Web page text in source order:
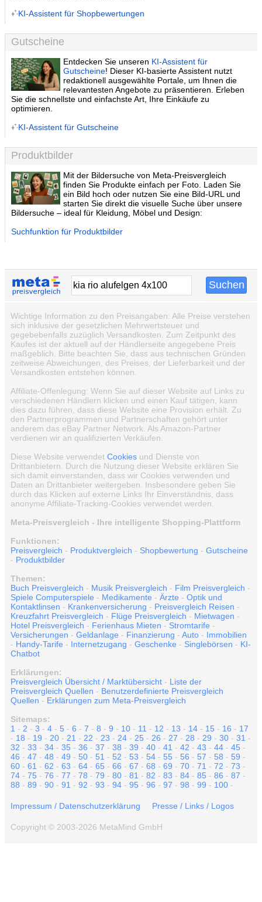
KI-Assistent für Shopbewertungen
Gutscheine
Entdecken Sie unseren KI-Assistent für
Gutscheine! Dieser KI-basierte Assistent nutzt
redaktionell ausgewählte Portale, um Ihnen die
relevantesten Angebote zu präsentieren. Erleben
Sie die schnellste und einfachste Art, Ihre Einkäufe zu
optimieren.
KI-Assistent für Gutscheine
Produktbilder
Mit der Bildersuche von Meta-Preisvergleich
finden Sie Produkte einfach per Foto. Laden Sie
ein Bild hoch oder nutzen Sie eine Bild-URL und
starten Sie direkt die visuelle Suche über unsere
Bildersuche – ideal für Kleidung, Möbel und Design:
Suchfunktion für Produktbilder
Wichtige Information zu den Preisangaben: Alle Preise verstehen
sich inklusive der gesetzlichen Mehrwertsteuer und
gegebebenfalls zuzüglich Versandkosten. Zum Zeitpunkt des
Kaufes ist der aktuell auf der Händlerseite angegebene Preis
maßgeblich. Bitte beachten Sie, dass aus technischen Gründen
zeitweise Abweichungen, des Preises, der Lieferbarkeit und der
Versandkosten entstehen können.
Affiliate-Offenlegung: Wenn Sie auf dieser Website auf Links zu
verschiedenen Händlern klicken und einen Kauf tätigen, kann
dies dazu führen, dass diese Website eine Provision erhält. Zu
den Partnerprogrammen und Partnerschaften gehört unter
anderem das eBay Partner Network. Als Amazon-Partner
verdienen wir an qualifizierten Verkäufen.
Diese Website verwendet Cookies und Dienste von
Drittanbietern. Durch die Nutzung dieser Website erklären Sie
sich damit einverstanden, dass wir Cookies verwenden und
Daten an Drittanbieter weitergeben. Insbesondere geben Sie
durch das Klicken auf externe Links Ihr Einverständnis, dass
anonyme Affiliate-Tracking-Cookies verwendet werden.
Meta-Preisvergleich - Ihre intelligente Shopping-Plattform
Funktionen:
Preisvergleich - Produktvergleich - Shopbewertung - Gutscheine
- Produktbilder
Themen:
Buch Preisvergleich - Musik Preisvergleich - Film Preisvergleich -
Spiele Computerspiele - Medikamente - Ärzte - Optik und
Kontaktlinsen - Krankenversicherung - Preisvergleich Reisen -
Kreuzfahrt Preisvergleich - Flüge Preisvergleich - Mietwagen -
Hotel Preisvergleich - Ferienhaus Mieten - Stromtarife -
Versicherungen - Geldanlage - Finanzierung - Auto - Immobilien
- Handy-Tarife - Internetzugang - Geschenke - Singlebörsen - KI-
Chatbot
Erklärungen:
Preisvergleich Übersicht / Marktübersicht - Liste der
Preisvergleich Quellen - Benutzerdefinierte Preisvergleich
Quellen - Erklärungen zum Meta-Preisvergleich
Sitemaps:
1 - 2 - 3 - 4 - 5 - 6 - 7 - 8 - 9 - 10 - 11 - 12 - 13 - 14 - 15 - 16 - 17
- 18 - 19 - 20 - 21 - 22 - 23 - 24 - 25 - 26 - 27 - 28 - 29 - 30 - 31 -
32 - 33 - 34 - 35 - 36 - 37 - 38 - 39 - 40 - 41 - 42 - 43 - 44 - 45 -
46 - 47 - 48 - 49 - 50 - 51 - 52 - 53 - 54 - 55 - 56 - 57 - 58 - 59 -
60 - 61 - 62 - 63 - 64 - 65 - 66 - 67 - 68 - 69 - 70 - 71 - 72 - 73 -
74 - 75 - 76 - 77 - 78 - 79 - 80 - 81 - 82 - 83 - 84 - 85 - 86 - 87 -
88 - 89 - 90 - 91 - 92 - 93 - 94 - 95 - 96 - 97 - 98 - 99 - 100 -
Impressum / Datenschutzerklärung Presse / Links / Logos
Copyright © 2003-2026 MetaMind GmbH